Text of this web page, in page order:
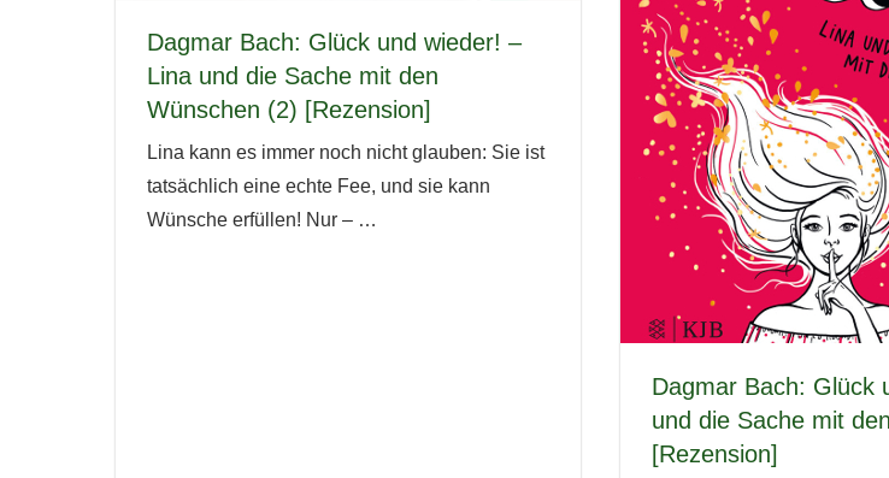
Dagmar Bach: Glück und wieder! –
Lina und die Sache mit den
Wünschen (2) [Rezension]
Lina kann es immer noch nicht glauben: Sie ist
tatsächlich eine echte Fee, und sie kann
Wünsche erfüllen! Nur – …
Dagmar Bach: Glück
und die Sache mit
[Rezension]